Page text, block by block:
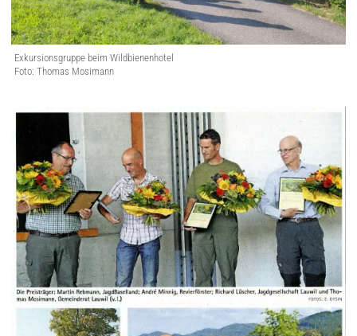
Exkursionsgruppe beim Wildbienenhotel
Foto: Thomas Mosimann